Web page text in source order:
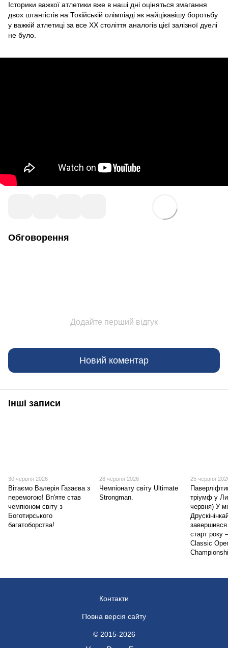
Історики важкої атлетики вже в наші дні оціняться змагання
двох штангістів на Токійській олімпіаді як найцікавішу боротьбу
у важкій атлетиці за все XX століття аналогів цієї залізної дуелі
не було.
Обговорення
Додайте перший відгук
Новий коментар
Інші записи
30 червня 2026
Вітаємо Валерія Газаєва з
перемогою! Вп'яте став
чемпіоном світу з
Боготирського
багатоборства!
28 червня 2026
Чемпіонату світу Ultimate
Strongman.
25 червня
тріумф у
червня) У
старт року
Classic
Контакти
Повна версія сайту
© 2015-2026